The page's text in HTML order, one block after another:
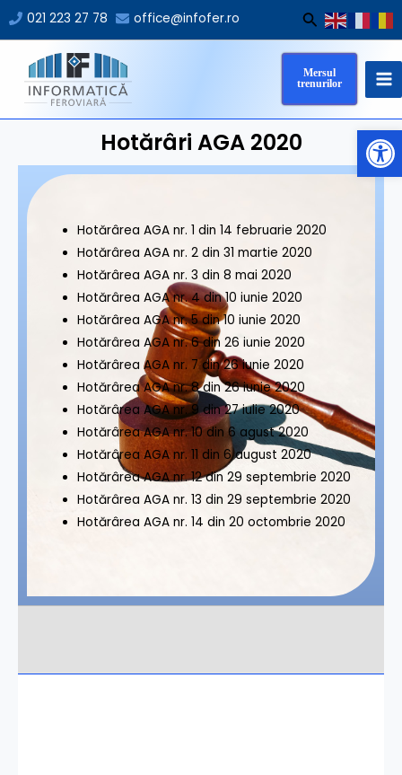
Skip
content
021 223 27 78 office@infofer.ro Search
Mersul
trenurilor
Hotărâri AGA 2020
Hotărârea AGA nr. 1 din 14 februarie 2020
Hotărârea AGA nr. 2 din 31 martie 2020
Hotărârea AGA nr. 3 din 8 mai 2020
Hotărârea AGA nr. 4 din 10 iunie 2020
Hotărârea AGA nr. 5 din 10 iunie 2020
Hotărârea AGA nr. 6 din 26 iunie 2020
Hotărârea AGA nr. 7 din 26 iunie 2020
Hotărârea AGA nr. 8 din 26 iunie 2020
Hotărârea AGA nr. 9 din 27 iulie 2020
Hotărârea AGA nr. 10 din 6 agust 2020
Hotărârea AGA nr. 11 din 6 august 2020
Hotărârea AGA nr. 12 din 29 septembrie 2020
Hotărârea AGA nr. 13 din 29 septembrie 2020
Hotărârea AGA nr. 14 din 20 octombrie 2020